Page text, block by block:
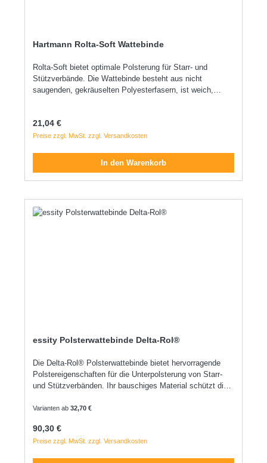
Hartmann Rolta-Soft Wattebinde
Rolta-Soft bietet optimale Polsterung für Starr- und
Stützverbände. Die Wattebinde besteht aus nicht
saugenden, gekräuselten Polyesterfasern, ist weich,
Eigenhaftung sitzt sie faltenfrei, lässt sich einfach
anlegen und von Hand abreißen. Sterilisierbar (Dampf A
professionellen Einsatz. weich und hautfreundlich
Hand abreißbar sterilisierbar (Dampf A 121°C)
von Schienen Einziehmaterial von Schlauchverbänden
Regulärer Preis:
21,04 €
Preise zzgl. MwSt. zzgl. Versandkosten
In den Warenkorb
essity Polsterwattebinde Delta-Rol®
Die Delta-Rol® Polsterwattebinde bietet hervorragende
Polstereigenschaften für die Unterpolsterung von Starr-
und Stützverbänden. Ihr bauschiges Material schützt die
Behandlung und sorgt für eine glatte, komfortable Schicht
Polyesterfasern, ist Delta-Rol® weich, anschmiegsam und
autoklavierbar, ideal für den professionellen Einsatz in
Varianten ab32,70 €
Regulärer Preis:
90,30 €
Preise zzgl. MwSt. zzgl. Versandkosten